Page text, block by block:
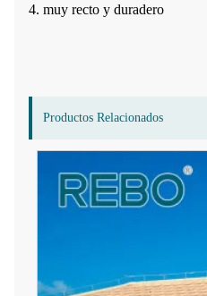
4. muy recto y duradero
Productos Relacionados